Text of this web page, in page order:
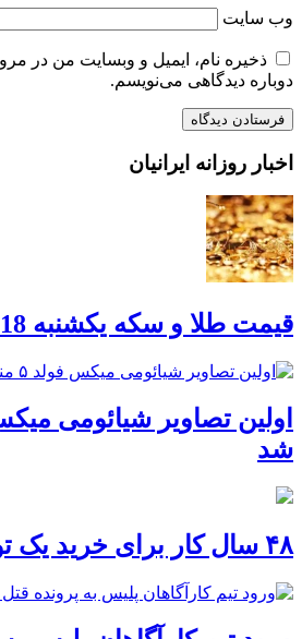
وب‌ سایت
ذخیره نام، ایمیل و وبسایت من در
دوباره دیدگاهی می‌نویسم.
اخبار روزانه ایرانیان
قیمت طلا و سکه یکشنبه 18 مرداد+ جدول
شد
۴۸ سال کار برای خرید یک تویوتا کمری